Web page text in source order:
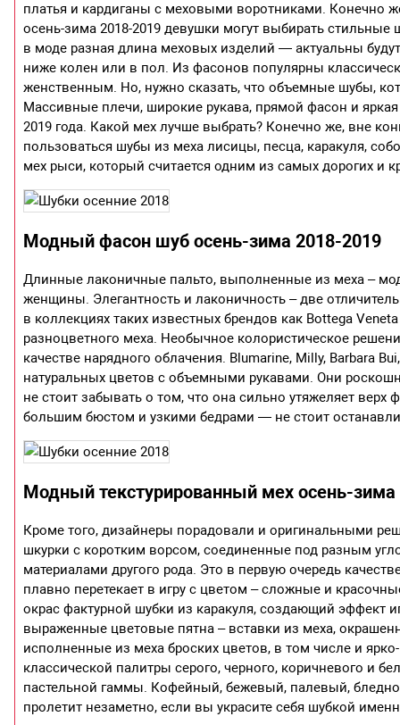
платья и кардиганы с меховыми воротниками. Конечно
осень-зима 2018-2019 девушки могут выбирать
в моде разная длина меховых изделий — актуальны
ниже колен или в пол. Из фасонов популярны
женственным. Но, нужно сказать, что объемные шубы,
Массивные плечи, широкие рукава, прямой фасон и
2019 года. Какой мех лучше выбрать? Конечно же, вне
пользоваться шубы из меха лисицы, песца, каракуля,
мех рыси, который считается одним из самых дорогих и
Модный фасон шуб осень-зима 2018-2019
Длинные лаконичные пальто, выполненные из меха –
женщины. Элегантность и лаконичность – две
в коллекциях таких известных брендов как Bottega
разноцветного меха. Необычное колористическое
качестве нарядного облачения. Blumarine, Milly, Barbara
натуральных цветов с объемными рукавами. Они
не стоит забывать о том, что она сильно утяжеляет
большим бюстом и узкими бедрами — не стоит
Модный текстурированный мех осень-зима
Кроме того, дизайнеры порадовали и оригинальными
шкурки с коротким ворсом, соединенные под разным
материалами другого рода. Это в первую очередь
плавно перетекает в игру с цветом – сложные и
окрас фактурной шубки из каракуля, создающий эффект
выраженные цветовые пятна – вставки из меха,
исполненные из меха броских цветов, в том числе и
классической палитры серого, черного, коричневого и
пастельной гаммы. Кофейный, бежевый, палевый,
пролетит незаметно, если вы украсите себя шубкой